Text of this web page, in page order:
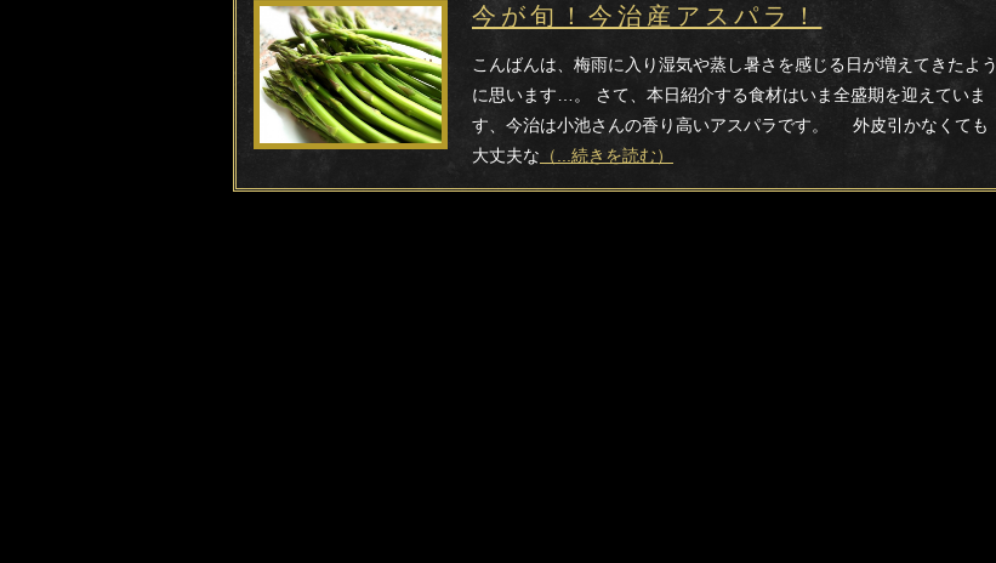
今が旬！今治産アスパラ！
こんばんは、梅雨に入り湿気や蒸し暑さを感じる日が増えてきたよう
に思います…。 さて、本日紹介する食材はいま全盛期を迎えていま
す、今治は小池さんの香り高いアスパラです。 外皮引かなくても
大丈夫な （...続きを読む）